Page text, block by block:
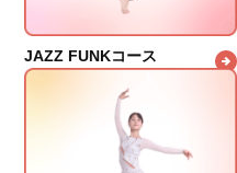
JAZZ FUNKコース